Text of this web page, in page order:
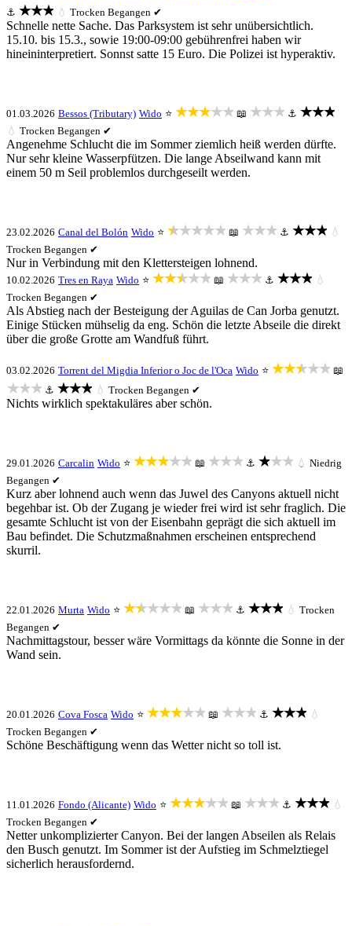
⚓ ★★★ 💧 Trocken Begangen ✔
Schnelle nette Sache. Das Parksystem ist sehr unübersichtlich.
15.10. bis 15.3., sowie 19:00-09:00 gebührenfrei haben wir
hineininterpretiert. Sonnst satte 15 Euro. Die Polizei ist hyperaktiv.
01.03.2026 Bessos (Tributary) Wido ⭐ ★★★★★ 📖 ★★★ ⚓ ★★★
💧 Trocken Begangen ✔
Angenehme Schlucht die im Sommer ziemlich heiß werden dürfte.
Nur sehr kleine Wasserpfützen. Die lange Abseilwand kann mit
einem 50 m Seil problemlos durchgeseilt werden.
23.02.2026 Canal del Bolón Wido ⭐ ★★★★★ 📖 ★★★ ⚓ ★★★ 💧
Trocken Begangen ✔
Nur in Verbindung mit den Klettersteigen lohnend.
10.02.2026 Tres en Raya Wido ⭐ ★★★★★ 📖 ★★★ ⚓ ★★★ 💧
Trocken Begangen ✔
Als Abstieg nach der Besteigung der Aguilas de Can Jorba genutzt.
Einige Stücken mühselig da eng. Schön die letzte Abseile die direkt
über die große Grotte am Wandfuß führt.
03.02.2026 Torrent del Migdia Inferior o Joc de l'Oca Wido ⭐ ★★★★★ 📖
★★★ ⚓ ★★★ 💧 Trocken Begangen ✔
Nichts wirklich spektakuläres aber schön.
29.01.2026 Carcalin Wido ⭐ ★★★★★ 📖 ★★★ ⚓ ★★★ 💧 Niedrig
Begangen ✔
Kurz aber lohnend auch wenn das Juwel des Canyons aktuell nicht
begehbar ist. Ob der Zugang je wieder frei wird ist sehr fraglich. Die
gesamte Schlucht ist von der Eisenbahn geprägt die sich aktuell im
Bau befindet. Die Schutzmaßnahmen erscheinen entsprechend
skurril.
22.01.2026 Murta Wido ⭐ ★★★★★ 📖 ★★★ ⚓ ★★★ 💧 Trocken
Begangen ✔
Nachmittagstour, besser wäre Vormittags da könnte die Sonne in der
Wand sein.
20.01.2026 Cova Fosca Wido ⭐ ★★★★★ 📖 ★★★ ⚓ ★★★ 💧
Trocken Begangen ✔
Schöne Beschäftigung wenn das Wetter nicht so toll ist.
11.01.2026 Fondo (Alicante) Wido ⭐ ★★★★★ 📖 ★★★ ⚓ ★★★ 💧
Trocken Begangen ✔
Netter unkomplizierter Canyon. Bei der langen Abseilen als Relais
den Busch genutzt. Im Sommer ist der Aufstieg im Schmelztiegel
sicherlich herausfordernd.